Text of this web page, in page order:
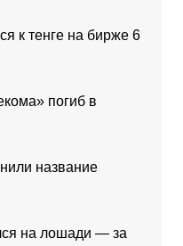
к тенге на бирже 6
погиб в
название
на лошади — за